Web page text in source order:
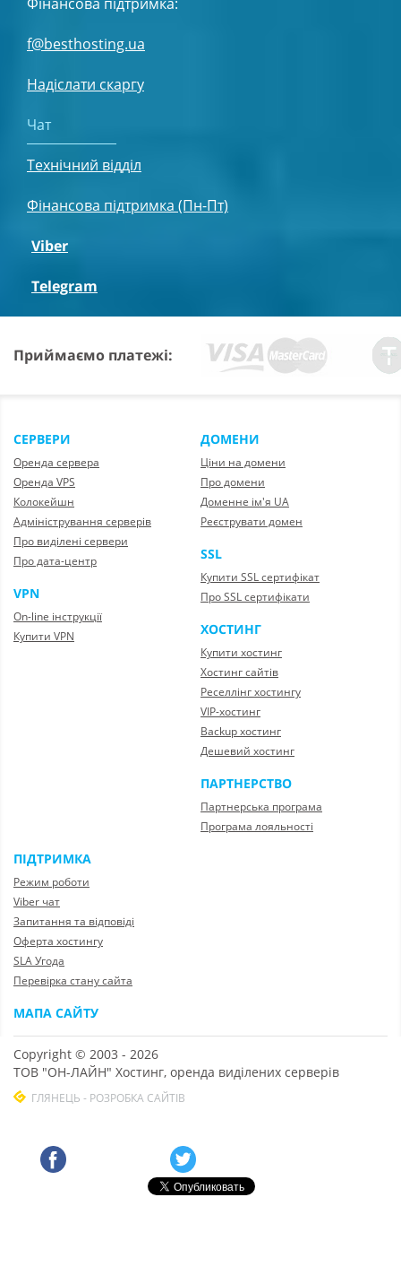
Фінансова підтримка:
f@besthosting.ua
Надіслати скаргу
Чат
Технічний відділ
Фінансова підтримка (Пн-Пт)
Viber
Telegram
Приймаємо платежі:
СЕРВЕРИ
Оренда сервера
Оренда VPS
Колокейшн
Адміністрування серверів
Про виділені сервери
Про дата-центр
VPN
On-line інструкції
Купити VPN
ДОМЕНИ
Ціни на домени
Про домени
Доменне ім'я UA
Реєструвати домен
SSL
Купити SSL сертифікат
Про SSL сертифікати
ХОСТИНГ
Купити хостинг
Хостинг сайтів
Реселлінг хостингу
VIP-хостинг
Backup хостинг
Дешевий хостинг
ПАРТНЕРСТВО
Партнерська програма
Програма лояльності
ПІДТРИМКА
Режим роботи
Viber чат
Запитання та відповіді
Оферта хостингу
SLA Угода
Перевірка стану сайта
МАПА САЙТУ
Copyright © 2003 - 2026
ТОВ "ОН-ЛАЙН" Хостинг, оренда виділених серверів
ГЛЯНЕЦЬ - РОЗРОБКА САЙТІВ